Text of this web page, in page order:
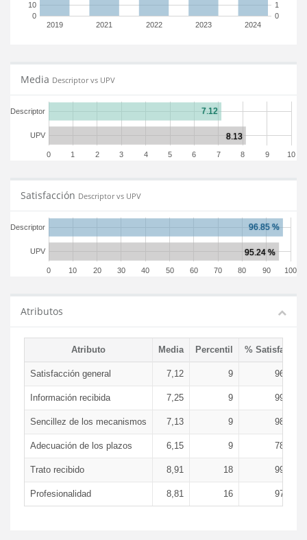
2019 2021 2022 2023 2024
0
10
0
1
Media Descriptor vs UPV
0 1 2 3 4 5 6 7 8 9 10
UPV
Descriptor
Satisfacción Descriptor vs UPV
0 10 20 30 40 50 60 70 80 90 100
UPV
Descriptor
Atributos
Atributo Media Percentil % Satisfacción
Satisfacción general 7,12 9 96,85 %
Información recibida 7,25 9 99,31 %
Sencillez de los mecanismos 7,13 9 98,15 %
Adecuación de los plazos 6,15 9 78,02 %
Trato recibido 8,91 18 99,75 %
Profesionalidad 8,81 16 97,90 %